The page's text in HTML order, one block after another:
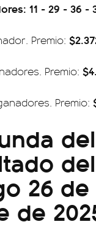
11 - 29 - 36 -
Premio:
Premio:
Premio:
del
26 de
de